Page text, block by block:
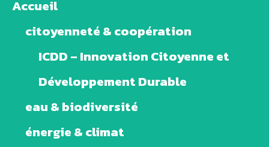
Accueil
citoyenneté & coopération
ICDD – Innovation Citoyenne et
Développement Durable
eau & biodiversité
énergie & climat